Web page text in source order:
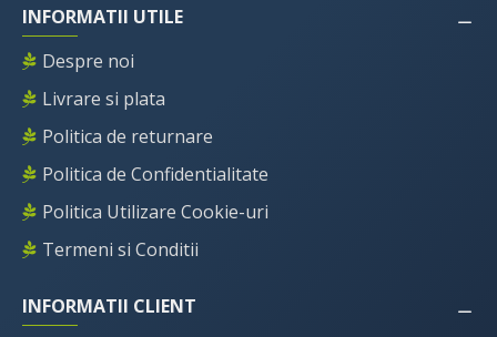
INFORMATII UTILE
Despre noi
Livrare si plata
Politica de returnare
Politica de Confidentialitate
Politica Utilizare Cookie-uri
Termeni si Conditii
INFORMATII CLIENT